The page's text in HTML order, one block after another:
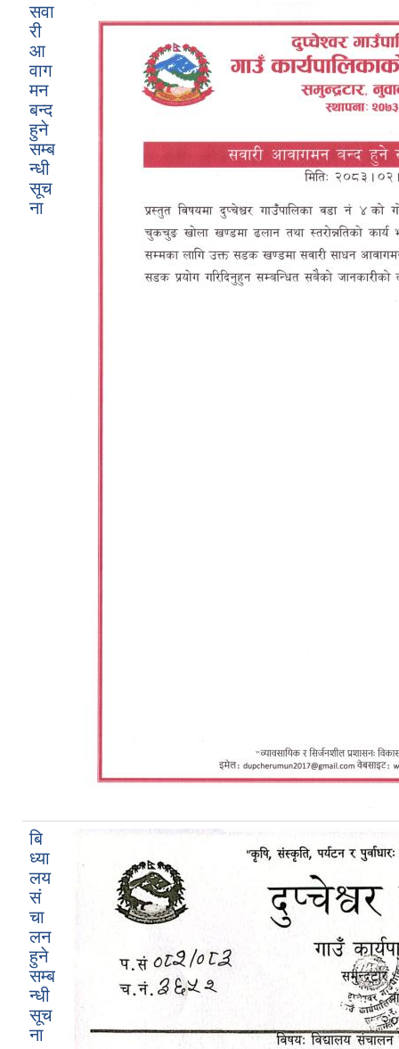
सवा
री
आ
वाग
मन
बन्द
हुने
सम्ब
न्धी
सूच
ना
बि
ध्या
लय
सं
चा
लन
हुने
सम्ब
न्धी
सूच
ना